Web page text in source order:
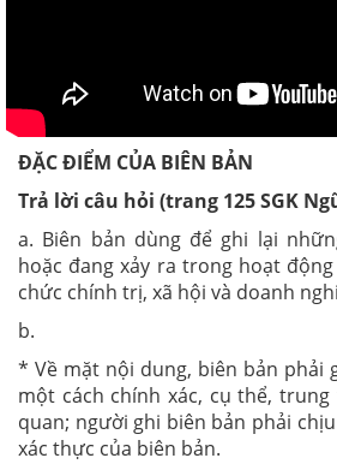
ĐẶC ĐIỂM CỦA BIÊN BẢN
Trả lời câu hỏi (trang 125 SGK
a. Biên bản dùng để ghi lại
hoặc đang xảy ra trong hoạt
chức chính trị, xã hội và doanh
b.
* Về mặt nội dung, biên bản phải
một cách chính xác, cụ thể,
quan; người ghi biên bản phải
xác thực của biên bản.